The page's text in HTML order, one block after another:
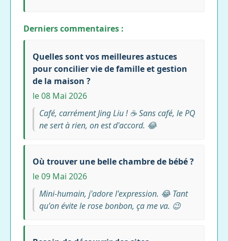
Derniers commentaires :
Quelles sont vos meilleures astuces
pour concilier vie de famille et gestion
de la maison ?
le 08 Mai 2026
Café, carrément Jing Liu ! ☕ Sans café, le PQ
ne sert à rien, on est d'accord. 😂
Où trouver une belle chambre de bébé ?
le 09 Mai 2026
Mini-humain, j'adore l'expression. 😂 Tant
qu'on évite le rose bonbon, ça me va. 😉